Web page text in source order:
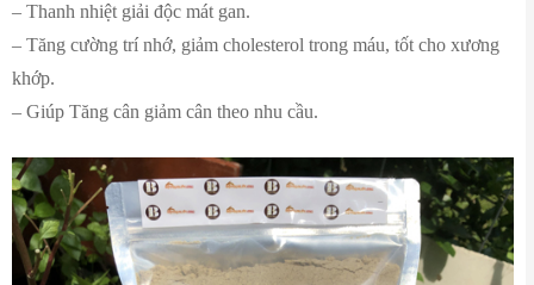
– Thanh nhiệt giải độc mát gan.
– Tăng cường trí nhớ, giảm cholesterol trong máu, tốt cho xương
khớp.
– Giúp Tăng cân giảm cân theo nhu cầu.